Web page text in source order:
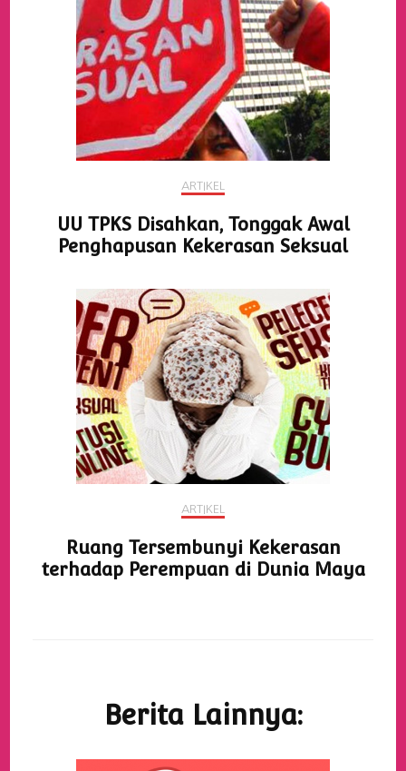
ARTIKEL
UU TPKS Disahkan, Tonggak Awal
Penghapusan Kekerasan Seksual
ARTIKEL
Ruang Tersembunyi Kekerasan
terhadap Perempuan di Dunia Maya
Berita Lainnya: